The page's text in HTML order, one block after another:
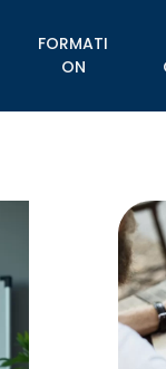
FORMATI
ON